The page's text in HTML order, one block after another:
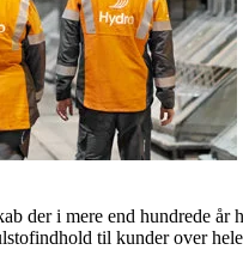
der i mere end hundrede
til kunder over